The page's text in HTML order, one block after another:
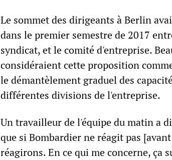
Le sommet des dirigeants à Berlin
dans le premier semestre de 2017
syndicat, et le comité d'entreprise.
considéraient cette proposition
le démantèlement graduel des
différentes divisions de l'entreprise.
Un travailleur de l'équipe du matin a
que si Bombardier ne réagit pas
réagirons. En ce qui me concerne, ça